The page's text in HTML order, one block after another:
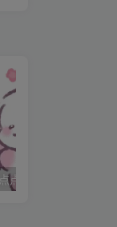
点